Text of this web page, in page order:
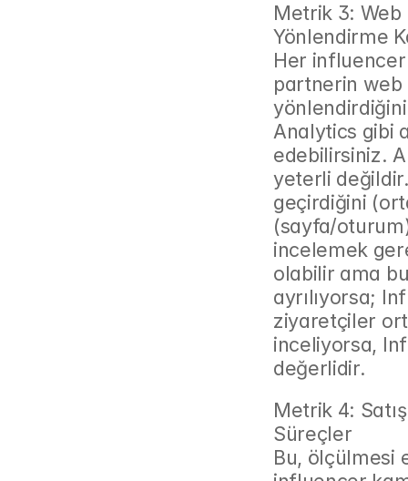
Metrik 3: Web
Yönlendirme
Her
partnerin
Analytics gibi
edebilirsiniz.
yeterli
geçirdiğini
(sayfa/
incelemek
olabilir ama
ayrılıyorsa;
ziyaretçiler
inceliyorsa,
değerlidir.
Metrik 4: Satış
Süreçler
Bu, ölçülmesi